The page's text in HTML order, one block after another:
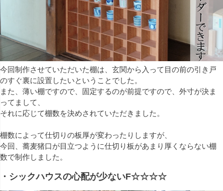
今回制作させていただいた棚は、玄関から入って目の前の引き戸
のすぐ裏に設置したいということでした。
また、薄い棚ですので、固定するのが前提ですので、外寸が決ま
ってまして、
それに応じて棚数を決めされていただきました。
棚数によって仕切りの板厚が変わったりしますが、
今回、蕎麦猪口が目立つように仕切り板があまり厚くならない棚
数で制作しました。
・シックハウスの心配が少ないF☆☆☆☆